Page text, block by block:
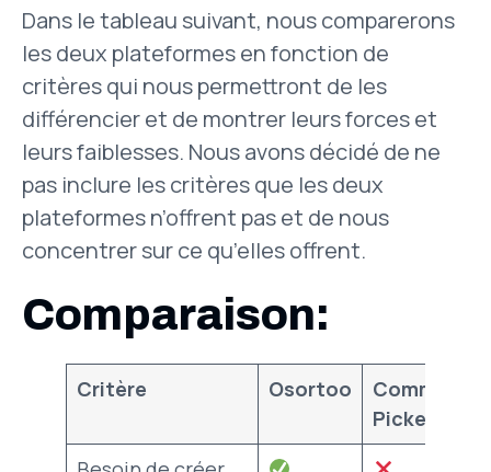
Dans le tableau suivant, nous comparerons
les deux plateformes en fonction de
critères qui nous permettront de les
différencier et de montrer leurs forces et
leurs faiblesses. Nous avons décidé de ne
pas inclure les critères que les deux
plateformes n’offrent pas et de nous
concentrer sur ce qu’elles offrent.
Comparaison:
Critère Osortoo
Comment
Picker